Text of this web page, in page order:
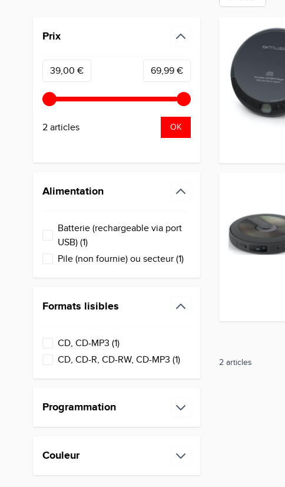
Prix
Minimum value
39,00 € Valeur maximale
69,99 €
2 articles OK
Alimentation
Batterie (rechargeable via port
USB) (1products available
)
Pile (non fournie) ou secteur (1products available
)
Formats lisibles
CD, CD-MP3 (1products available
)
CD, CD-R, CD-RW, CD-MP3 (1products available
)
Programmation
Couleur
2 articles